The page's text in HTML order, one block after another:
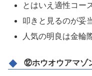
とはいえ適性コー
叩きと見るのが妥
人気の明良は金輪
⑫ホウオウアマゾ